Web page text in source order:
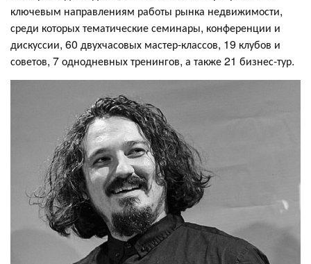
ключевым направлениям работы рынка недвижимости,
среди которых тематические семинары, конференции и
дискуссии, 60 двухчасовых мастер-классов, 19 клубов и
советов, 7 однодневных тренингов, а также 21 бизнес-тур.